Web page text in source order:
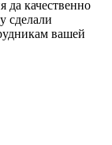
да качественно
сделали
вашей